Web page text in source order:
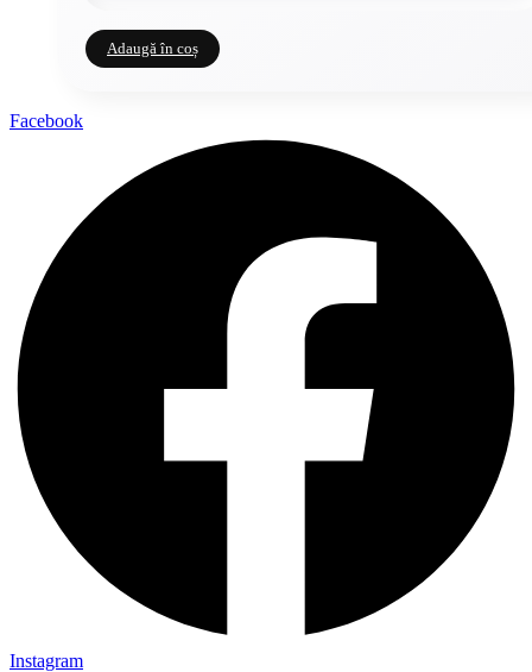
Adaugă în coș
Facebook
Instagram